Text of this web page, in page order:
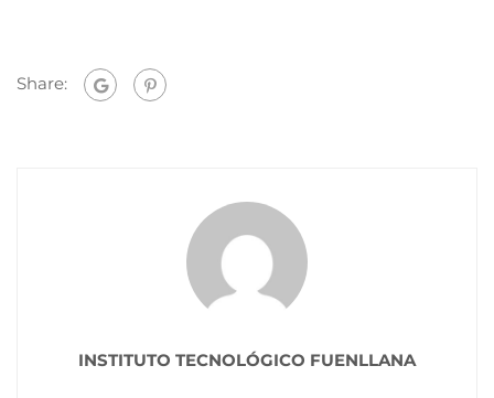
Share:
INSTITUTO TECNOLÓGICO FUENLLANA